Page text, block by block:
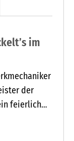
im
der
feierlich